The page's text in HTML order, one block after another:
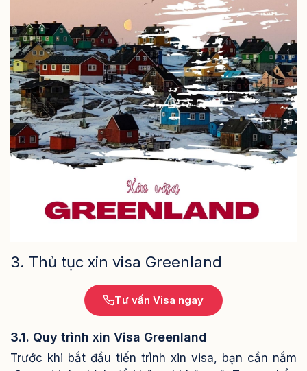
3. Thủ tục xin visa Greenland
Tư vấn Visa ngay
3.1. Quy trình xin Visa Greenland
Trước khi bắt đầu tiến trình xin visa, bạn cần nắm